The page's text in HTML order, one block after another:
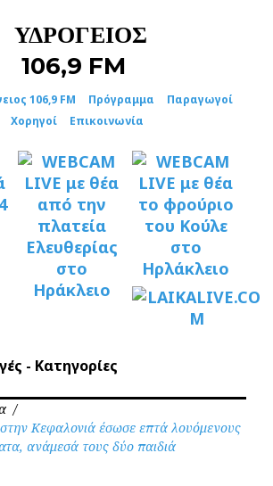
106,9 FM Πρόγραμμα
Παραγωγοί
Χορηγοί
Επικοινωνία
- Κατηγορίες
/
Κεφαλονιά έσωσε επτά λουόμενους
ανάμεσά τους δύο παιδιά